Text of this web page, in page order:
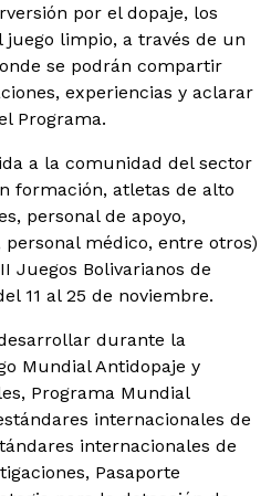
por el dopaje, los
juego limpio, a través de un
se podrán compartir
experiencias y aclarar
Programa.
a la comunidad del sector
formación, atletas de alto
personal de apoyo,
médico, entre otros)
Juegos Bolivarianos de
11 al 25 de noviembre.
durante la
Mundial Antidopaje y
Programa Mundial
internacionales de
internacionales de
Pasaporte